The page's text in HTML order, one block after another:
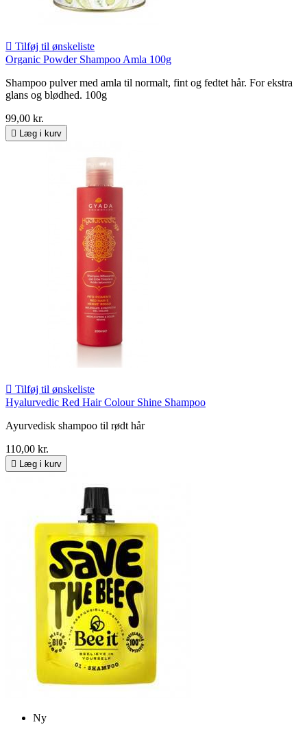
 Tilføj til ønskeliste
Organic Powder Shampoo Amla 100g
Shampoo pulver med amla til normalt, fint og fedtet hår. For ekstra
glans og blødhed. 100g
99,00 kr.
 Læg i kurv
 Tilføj til ønskeliste
Hyalurvedic Red Hair Colour Shine Shampoo
Ayurvedisk shampoo til rødt hår
110,00 kr.
 Læg i kurv
Ny